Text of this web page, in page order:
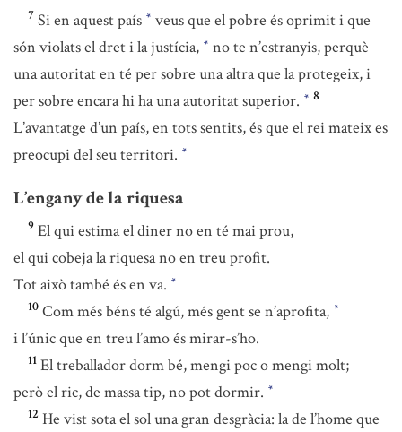
7 Si en aquest país * veus que el pobre és oprimit i que
són violats el dret i la justícia, * no te n’estranyis, perquè
una autoritat en té per sobre una altra que la protegeix, i
per sobre encara hi ha una autoritat superior. * 8
L’avantatge d’un país, en tots sentits, és que el rei mateix es
preocupi del seu territori. *
L’engany de la riquesa
9 El qui estima el diner no en té mai prou,
el qui cobeja la riquesa no en treu profit.
Tot això també és en va. *
10 Com més béns té algú, més gent se n’aprofita, *
i l’únic que en treu l’amo és mirar-s’ho.
11 El treballador dorm bé, mengi poc o mengi molt;
però el ric, de massa tip, no pot dormir. *
12 He vist sota el sol una gran desgràcia: la de l’home que